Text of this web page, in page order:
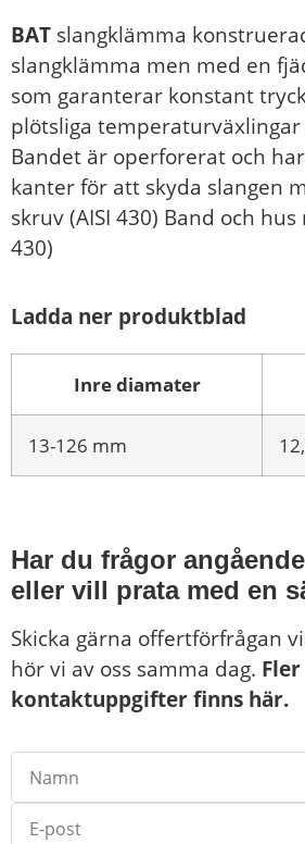
BAT slangklämma
slangklämma men med en
som garanterar konstant
plötsliga
Bandet är operforerat och
kanter för att skyda slangen
skruv (AISI 430) Band och
430)
Ladda ner produktblad
Inre diamater
13-126 mm
Har du frågor
eller vill prata med en
Skicka gärna offertförfrågan
hör vi av oss samma dag. Fler
kontaktuppgifter finns här.